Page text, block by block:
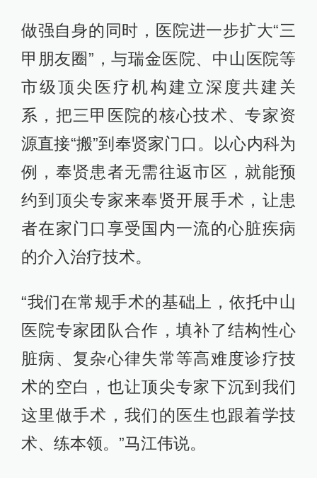
做强自身的同时，医院进一步扩大“三
甲朋友圈”，与瑞金医院、中山医院等
市级顶尖医疗机构建立深度共建关
系，把三甲医院的核心技术、专家资
源直接“搬”到奉贤家门口。以心内科为
例，奉贤患者无需往返市区，就能预
约到顶尖专家来奉贤开展手术，让患
者在家门口享受国内一流的心脏疾病
的介入治疗技术。
“我们在常规手术的基础上，依托中山
医院专家团队合作，填补了结构性心
脏病、复杂心律失常等高难度诊疗技
术的空白，也让顶尖专家下沉到我们
这里做手术，我们的医生也跟着学技
术、练本领。”马江伟说。